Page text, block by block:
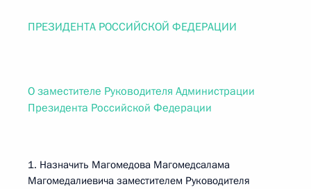
ПРЕЗИДЕНТА РОССИЙСКОЙ ФЕДЕРАЦИИ
О заместителе Руководителя Администрации
Президента Российской Федерации
1. Назначить Магомедова Магомедсалама
Магомедалиевича заместителем Руководителя